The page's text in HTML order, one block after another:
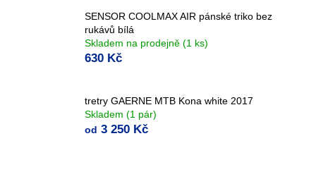
SENSOR COOLMAX AIR pánské triko bez
rukávů bílá
Skladem na prodejně (1 ks)
630 Kč
tretry GAERNE MTB Kona white 2017
Skladem (1 pár)
od 3 250 Kč